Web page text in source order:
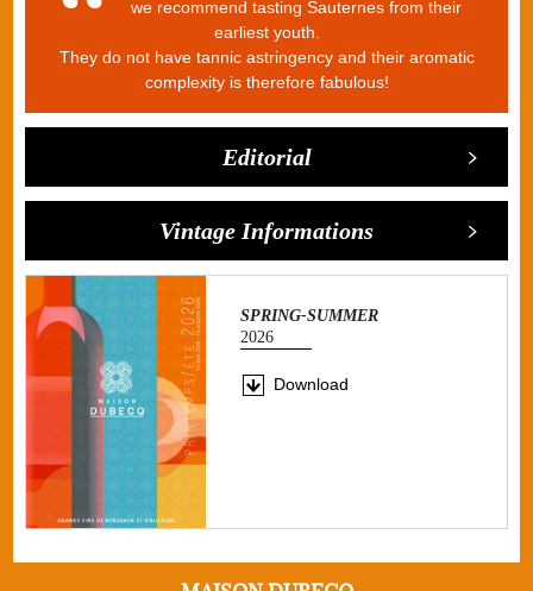
we recommend tasting Sauternes from their
earliest youth.
They do not have tannic astringency and their aromatic
complexity is therefore fabulous!
Editorial
Vintage Informations
SPRING-SUMMER
2026
Download